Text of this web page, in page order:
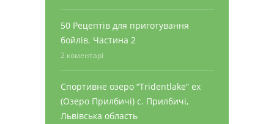
50 Рецептів для приготування
бойлів. Частина 2
2 коментарі
Спортивне озеро “Tridentlake” ex
(Озеро Прилбичі) с. Прилбичі,
Львівська область